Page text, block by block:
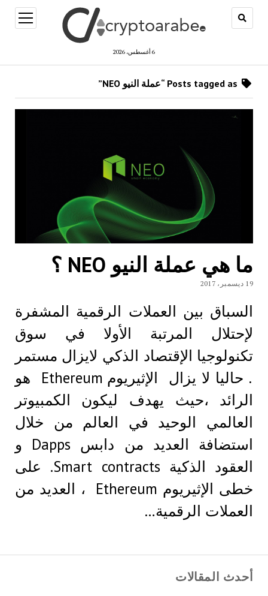
6 أغسطس، 2026
open
menu
أحدث المقالات
ما هي عملة النيو NEO ؟
19 ديسمبر، 2017
السباق بين العملات الرقمية المشفرة
لإحتلال المرتبة الأولا في سوق
تكنولوجيا الإقتصاد الذكي لايزال مستمر
. حاليا لا يزال الإثيريوم Ethereum هو
الرائد ،حيث يهدف ليكون الكمبيوتر
العالمي الوحيد في العالم من خلال
استضافة العديد من دابس Dapps و
العقود الذكية Smart contracts. على
خطى الإثيريوم Ethereum ، العديد من
العملات الرقمية…